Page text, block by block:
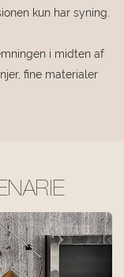
kun har syning.
i midten af
fine materialer